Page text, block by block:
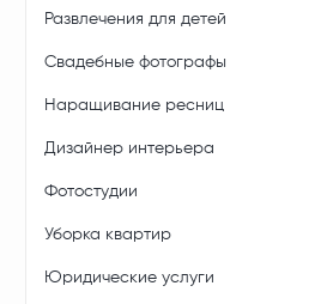
Развлечения для детей
Свадебные фотографы
Наращивание ресниц
Дизайнер интерьера
Фотостудии
Уборка квартир
Юридические услуги